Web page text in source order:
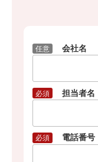
任意 会社名
必須 担当者名
必須 電話番号